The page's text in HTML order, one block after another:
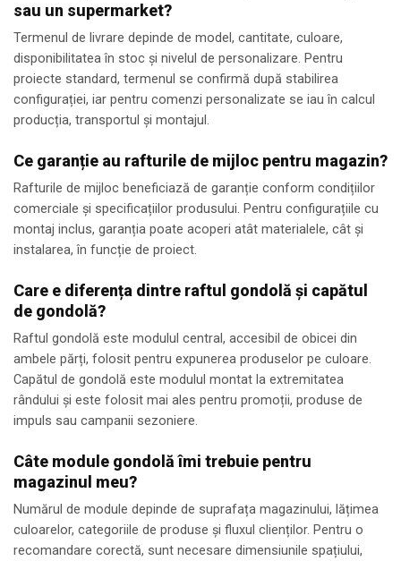
sau un supermarket?
Termenul de livrare depinde de model, cantitate, culoare,
disponibilitatea în stoc și nivelul de personalizare. Pentru
proiecte standard, termenul se confirmă după stabilirea
configurației, iar pentru comenzi personalizate se iau în calcul
producția, transportul și montajul.
Ce garanție au rafturile de mijloc pentru magazin?
Rafturile de mijloc beneficiază de garanție conform condițiilor
comerciale și specificațiilor produsului. Pentru configurațiile cu
montaj inclus, garanția poate acoperi atât materialele, cât și
instalarea, în funcție de proiect.
Care e diferența dintre raftul gondolă și capătul
de gondolă?
Raftul gondolă este modulul central, accesibil de obicei din
ambele părți, folosit pentru expunerea produselor pe culoare.
Capătul de gondolă este modulul montat la extremitatea
rândului și este folosit mai ales pentru promoții, produse de
impuls sau campanii sezoniere.
Câte module gondolă îmi trebuie pentru
magazinul meu?
Numărul de module depinde de suprafața magazinului, lățimea
culoarelor, categoriile de produse și fluxul clienților. Pentru o
recomandare corectă, sunt necesare dimensiunile spațiului,